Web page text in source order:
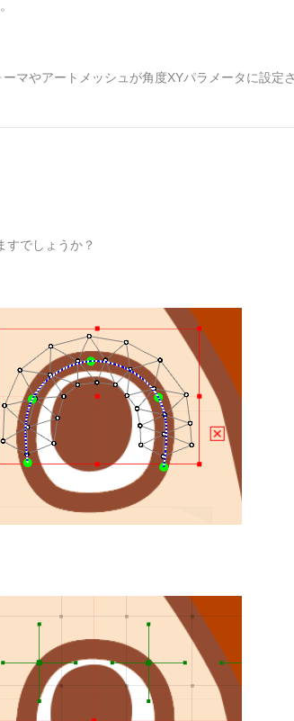
マやアートメッシュが角度XYパラメータに設定
すでしょうか？